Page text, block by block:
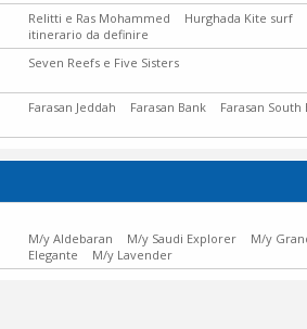
Relitti e Ras Mohammed Hurghada Kite surf
itinerario da definire
Seven Reefs e Five Sisters
Farasan Jeddah Farasan Bank Farasan
M/y Aldebaran M/y Saudi Explorer M/y
Elegante
M/y Lavender